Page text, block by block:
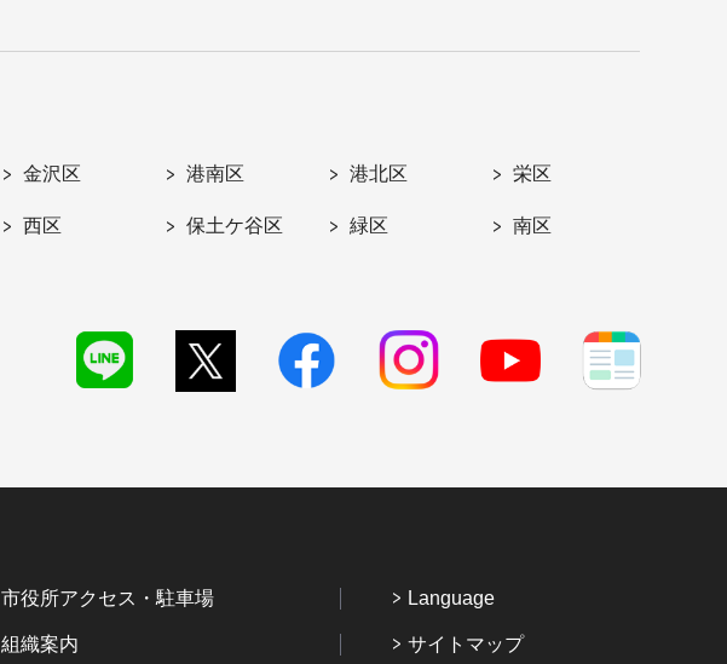
金沢区 港南区 港北区 栄区
西区 保土ケ谷区 緑区 南区
市役所アクセス・駐車場
組織案内
Language
サイトマップ